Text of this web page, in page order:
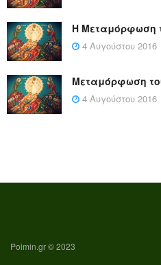
Η Μεταμόρφωση
4 Αυγούστου 2016
Μεταμόρφωση
4 Αυγούστου 2016
Poimin.gr © 2023